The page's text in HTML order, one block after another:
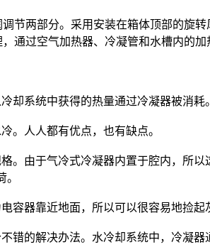
两部分。采用安装在箱体顶部的旋转
通过空气加热器、冷凝管和水槽内的加
系统中获得的热量通过冷凝器被消耗。
人人都有优点，也有缺点。
由于气冷式冷凝器内置于腔内，所以
器靠近地面，所以可以很容易地捡起
的解决办法。水冷却系统中，冷凝器